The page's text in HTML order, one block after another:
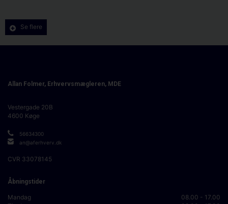
Se flere
Allan Folmer, Erhvervsmægleren, MDE
Vestergade 20B
4600 Køge
56634300
an@aferhverv.dk
CVR 33078145
Åbningstider
Mandag
08.00 - 17.00